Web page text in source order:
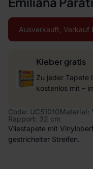
Ausverkauft, Verkauf
Kleber gratis
Zu jeder Tapete
kostenlos mit –
Code: UC51010Material:
Rapport: 32 cm
Vliestapete mit
gestrichelter Streifen.